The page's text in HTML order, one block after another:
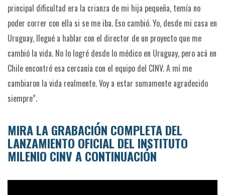
principal dificultad era la crianza de mi hija pequeña, temía no
poder correr con ella si se me iba. Eso cambió. Yo, desde mi casa en
Uruguay, llegué a hablar con el director de un proyecto que me
cambió la vida. No lo logré desde lo médico en Uruguay, pero acá en
Chile encontré esa cercanía con el equipo del CINV. A mí me
cambiaron la vida realmente. Voy a estar sumamente agradecido
siempre”.
MIRA LA GRABACIÓN COMPLETA DEL
LANZAMIENTO OFICIAL DEL INSTITUTO
MILENIO CINV A CONTINUACIÓN